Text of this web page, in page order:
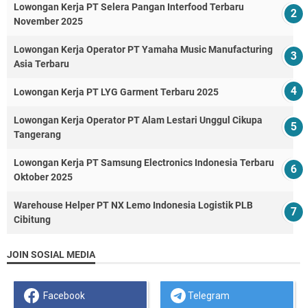
Lowongan Kerja PT Selera Pangan Interfood Terbaru
November 2025
Lowongan Kerja Operator PT Yamaha Music Manufacturing
Asia Terbaru
Lowongan Kerja PT LYG Garment Terbaru 2025
Lowongan Kerja Operator PT Alam Lestari Unggul Cikupa
Tangerang
Lowongan Kerja PT Samsung Electronics Indonesia Terbaru
Oktober 2025
Warehouse Helper PT NX Lemo Indonesia Logistik PLB
Cibitung
JOIN SOSIAL MEDIA
Facebook Telegram